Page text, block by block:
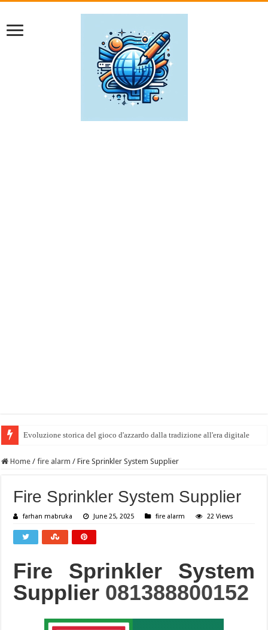
Evoluzione storica del gioco d'azzardo dalla tradizione all'era digitale
Cazeus vodnik za začetnike: kaj preveriti pred prvo igro
Home / fire alarm / Fire Sprinkler System Supplier
Fire Sprinkler System Supplier
farhan mabruka June 25, 2025 fire alarm 22 Views
Fire Sprinkler System
Supplier 081388800152